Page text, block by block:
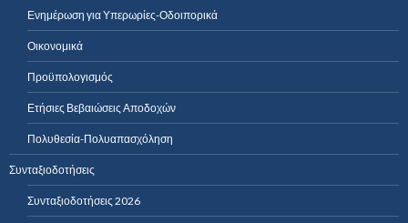
Ενημέρωση για Υπερωρίες-Οδοιπορικά
Οικονομικά
Προϋπολογισμός
Ετήσιες Βεβαιώσεις Αποδοχών
Πολυθεσία-Πολυαπασχόληση
Συνταξιοδοτήσεις
Συνταξιοδοτήσεις 2026